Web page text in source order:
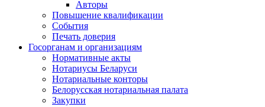
Авторы
Повышение квалификации
События
Печать доверия
Госорганам и организациям
Нормативные акты
Нотариусы Беларуси
Нотариальные конторы
Белорусская нотариальная палата
Закупки